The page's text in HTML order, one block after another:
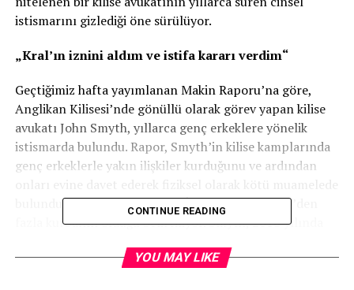
istismarını gizlediği öne sürülüyor.
„Kral’ın iznini aldım ve istifa kararı verdim“
Geçtiğimiz hafta yayımlanan Makin Raporu’na göre,
Anglikan Kilisesi’nde gönüllü olarak görev yapan kilise
avukatı John Smyth, yıllarca genç erkeklere yönelik
istismarda bulundu. Rapor, Smyth’in kilise kamplarında
genç erkeklerle yakın ilişkiler kurduğunu ve ardından
bulunduğunu ortaya koyuyor. İddialara göre, 100’den
fazla kurbanın olduğu belirtiliyor. Smyth, 2018 yılında
dolayı hiçbir zaman yargılanmadı.
CONTINUE READING
YOU MAY LIKE